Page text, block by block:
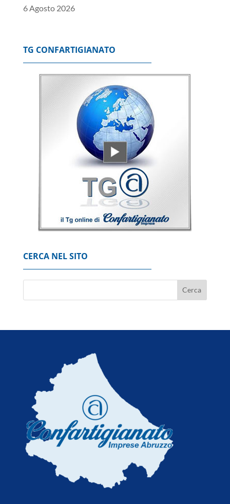
6 Agosto 2026
milionaria a monopattini e bikesharing ++
++ Istat, produzione industriale in calo
dell'1% a giugno, su anno -0,6% ++
Per Mediolanum raccolta luglio da record, da
inizio anno 7,78 miliardi
Mimit, in calo il prezzo dei carburanti, gasolio
a 2,092 euro al litro
Nuburu, 'via libera del Governo
6 Agosto 2026
TG CONFARTIGIANATO
CERCA NEL SITO